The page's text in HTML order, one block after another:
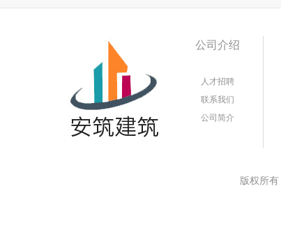
公司介绍
人才招聘
联系我们
公司简介
版权所有